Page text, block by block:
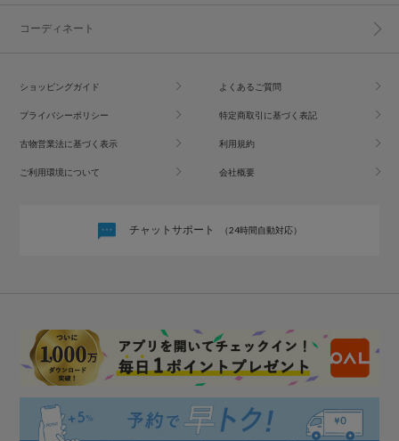
コーディネート
ショッピングガイド よくあるご質問
プライバシーポリシー 特定商取引に基づく表記
古物営業法に基づく表示 利用規約
ご利用環境について 会社概要
チャットサポート （24時間自動対応）